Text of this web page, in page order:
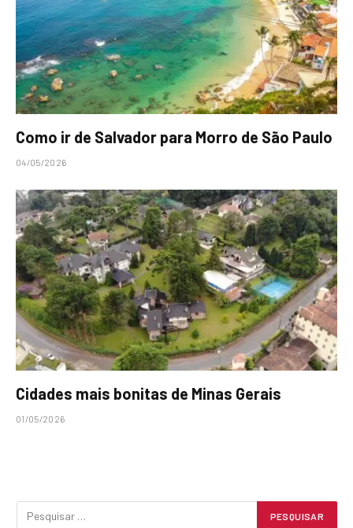
Como ir de Salvador para Morro de São Paulo
04/05/2026
Cidades mais bonitas de Minas Gerais
01/05/2026